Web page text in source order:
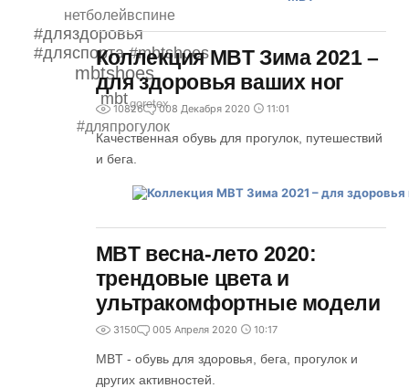
mbtshoes
#дляздоровья
#дляспорта #mbtshoes
mbt
#дляпрогулок
нетболейвспине
goretex
Коллекция MBT Зима 2021 –
для здоровья ваших ног
10826 008 Декабря 2020 11:01
Качественная обувь для прогулок, путешествий
и бега.
MBT весна-лето 2020:
трендовые цвета и
ультракомфортные модели
3150 005 Апреля 2020 10:17
MBT - обувь для здоровья, бега, прогулок и
других активностей.